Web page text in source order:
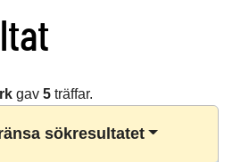
gav 5träffar.
sökresultatet